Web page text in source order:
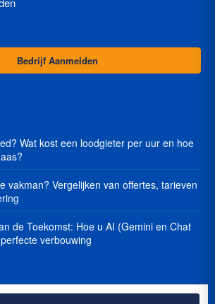
Bedrijf Aanmelden
Wat kost een loodgieter per uur en hoe
vakman? Vergelijken van offertes, tarieven
de Toekomst: Hoe u AI (Gemini en Chat
verbouwing